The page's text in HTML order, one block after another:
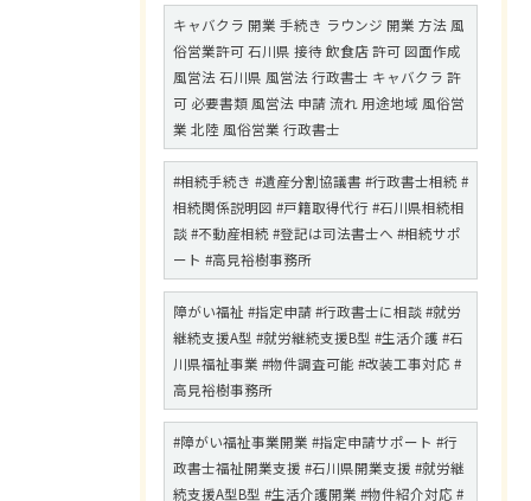
キャバクラ 開業 手続き ラウンジ 開業 方法 風
俗営業許可 石川県 接待 飲食店 許可 図面作成
風営法 石川県 風営法 行政書士 キャバクラ 許
可 必要書類 風営法 申請 流れ 用途地域 風俗営
業 北陸 風俗営業 行政書士
#相続手続き #遺産分割協議書 #行政書士相続 #
相続関係説明図 #戸籍取得代行 #石川県相続相
談 #不動産相続 #登記は司法書士へ #相続サポ
ート #高見裕樹事務所
障がい福祉 #指定申請 #行政書士に相談 #就労
継続支援A型 #就労継続支援B型 #生活介護 #石
川県福祉事業 #物件調査可能 #改装工事対応 #
高見裕樹事務所
#障がい福祉事業開業 #指定申請サポート #行
政書士福祉開業支援 #石川県開業支援 #就労継
続支援A型B型 #生活介護開業 #物件紹介対応 #